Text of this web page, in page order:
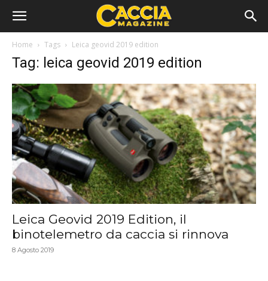
Home Tags Leica geovid 2019 edition
Tag: leica geovid 2019 edition
Leica Geovid 2019 Edition, il
binotelemetro da caccia si rinnova
8 Agosto 2019